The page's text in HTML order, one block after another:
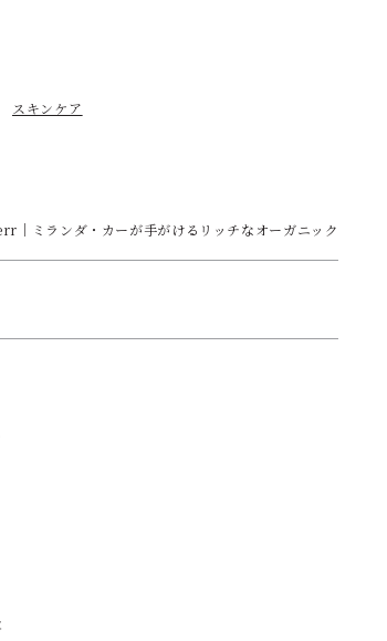
スキンケア
ランダ・カーが手がけるリッチなオーガニックコスメ